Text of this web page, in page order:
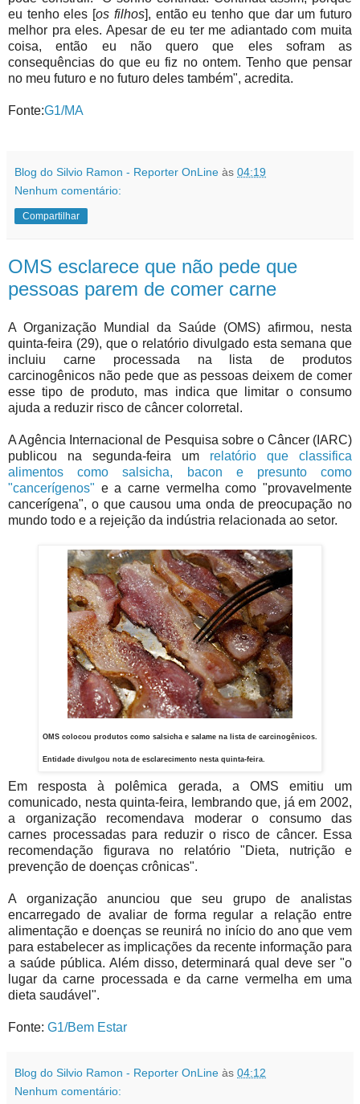
eu tenho eles [os filhos], então eu tenho que dar um futuro
melhor pra eles. Apesar de eu ter me adiantado com muita
coisa, então eu não quero que eles sofram as
consequências do que eu fiz no ontem. Tenho que pensar
no meu futuro e no futuro deles também", acredita.
Fonte:G1/MA
Blog do Silvio Ramon - Reporter OnLine às 04:19
Nenhum comentário:
Compartilhar
OMS esclarece que não pede que
pessoas parem de comer carne
A Organização Mundial da Saúde (OMS) afirmou, nesta
quinta-feira (29), que o relatório divulgado esta semana que
incluiu carne processada na lista de produtos
carcinogênicos não pede que as pessoas deixem de comer
esse tipo de produto, mas indica que limitar o consumo
ajuda a reduzir risco de câncer colorretal.
A Agência Internacional de Pesquisa sobre o Câncer (IARC)
publicou na segunda-feira um relatório que classifica
alimentos como salsicha, bacon e presunto como
"cancerígenos" e a carne vermelha como "provavelmente
cancerígena", o que causou uma onda de preocupação no
mundo todo e a rejeição da indústria relacionada ao setor.
OMS colocou produtos como salsicha e salame na lista de carcinogênicos.
Entidade divulgou nota de esclarecimento nesta quinta-feira.
Em resposta à polêmica gerada, a OMS emitiu um
comunicado, nesta quinta-feira, lembrando que, já em 2002,
a organização recomendava moderar o consumo das
carnes processadas para reduzir o risco de câncer. Essa
recomendação figurava no relatório "Dieta, nutrição e
prevenção de doenças crônicas".
A organização anunciou que seu grupo de analistas
encarregado de avaliar de forma regular a relação entre
alimentação e doenças se reunirá no início do ano que vem
para estabelecer as implicações da recente informação para
a saúde pública. Além disso, determinará qual deve ser "o
lugar da carne processada e da carne vermelha em uma
dieta saudável".
Fonte: G1/Bem Estar
Blog do Silvio Ramon - Reporter OnLine às 04:12
Nenhum comentário: